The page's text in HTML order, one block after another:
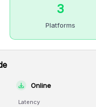
3
Platforms
Online
Latency